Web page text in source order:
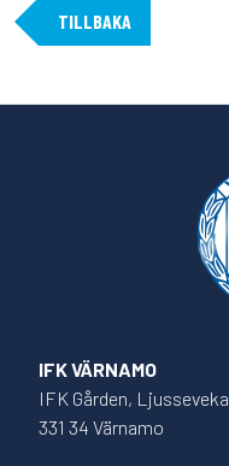
TILLBAKA
IFK VÄRNAMO
IFK Gården, Ljusseveka
331 34 Värnamo